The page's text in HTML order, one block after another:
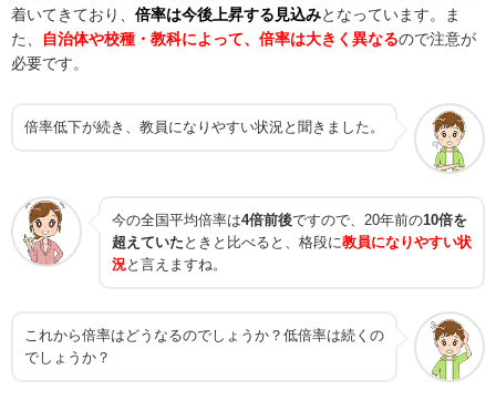
着いてきており、 倍率は今後上昇する見込みとなっています。ま
た、
自治体や校種・教科によって、倍率は大きく異なるので注意が
必要です。
倍率低下が続き、教員になりやすい状況と聞きました。
今の全国平均倍率は4倍前後ですので、20年前の10倍を
超えていた ときと比べると、格段に教員になりやすい状
況と言えますね。
これから倍率はどうなるのでしょうか？低倍率は続くの
でしょうか？